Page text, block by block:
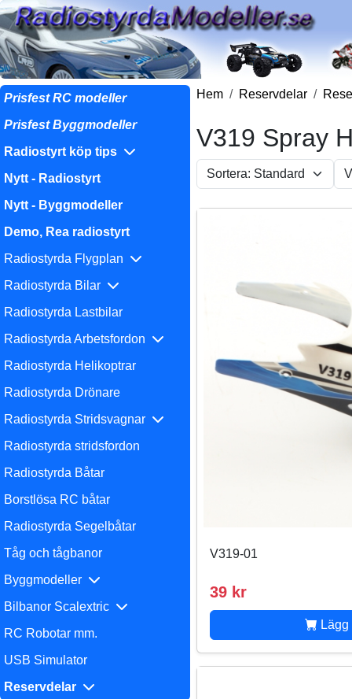
Prisfest RC modeller
Prisfest Byggmodeller
Radiostyrt köp tips
Nytt - Radiostyrt
Nytt - Byggmodeller
Demo, Rea radiostyrt
Radiostyrda Flygplan
Radiostyrda Bilar
Radiostyrda Lastbilar
Radiostyrda Arbetsfordon
Radiostyrda Helikoptrar
Radiostyrda Drönare
Radiostyrda Stridsvagnar
Radiostyrda stridsfordon
Radiostyrda Båtar
Borstlösa RC båtar
Radiostyrda Segelbåtar
Tåg och tågbanor
Byggmodeller
Bilbanor Scalextric
RC Robotar mm.
USB Simulator
Reservdelar
Hem Reservdelar
V319 Spray
V319-01
39 kr